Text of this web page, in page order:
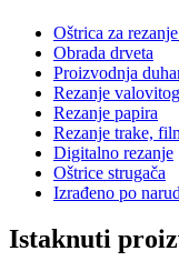
Oštrica za
Obrada drveta
Proizvodnja
Rezanje
Rezanje papira
Rezanje trake,
Digitalno rezanje
Oštrice strugača
Izrađeno po
Istaknuti